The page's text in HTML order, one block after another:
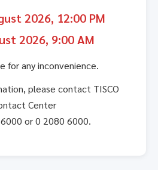
2026, 12:00 PM
2026, 9:00 AM
for any inconvenience.
please contact TISCO
Center
or 0 2080 6000.